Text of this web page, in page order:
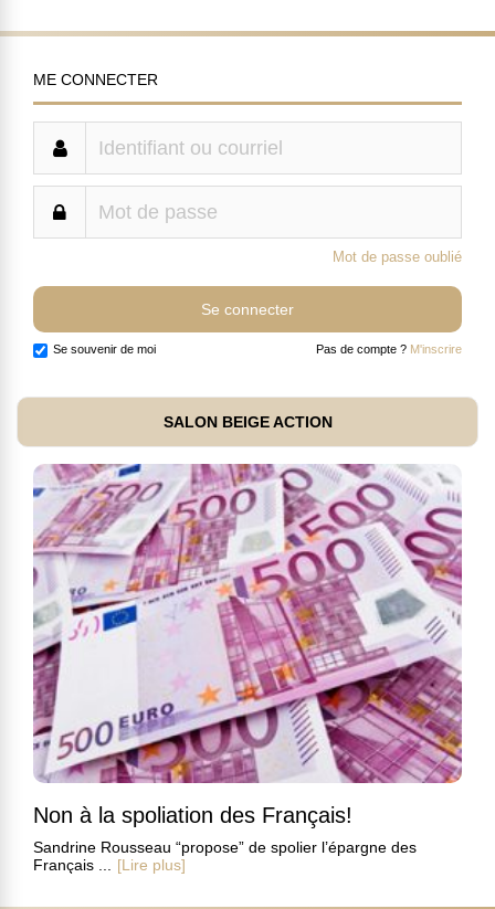
ME CONNECTER
Mot de passe oublié
Se souvenir de moi Pas de compte ? M'inscrire
SALON BEIGE ACTION
Non à la spoliation des Français!
Sandrine Rousseau “propose” de spolier l’épargne des
Français ...
[Lire plus]